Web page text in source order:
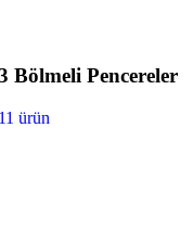
Bölmeli Pencereler
ürün